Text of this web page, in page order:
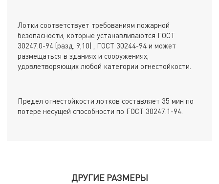
Лотки соответствует требованиям пожарной
безопасности, которые устанавливаются ГОСТ
30247.0-94 (разд. 9,10) , ГОСТ 30244-94 и может
размещаться в зданиях и сооружениях,
удовлетворяющих любой категории огнестойкости.
Предел огнестойкости лотков составляет 35 мин по
потере несущей способности по ГОСТ 30247.1-94.
ДРУГИЕ РАЗМЕРЫ